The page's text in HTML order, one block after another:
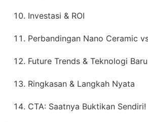
Investasi & ROI
Perbandingan Nano Ceramic
Future Trends & Teknologi Baru
Ringkasan & Langkah Nyata
CTA: Saatnya Buktikan Sendiri!